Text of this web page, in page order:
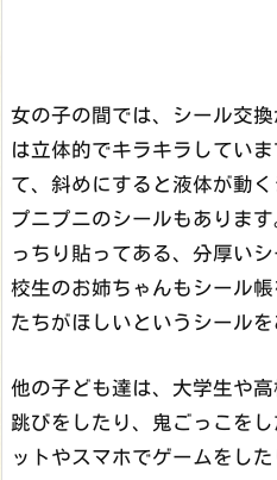
女の子の間では、シール交
は立体的でキラキラしてい
て、斜めにすると液体が動
プニプニのシールもありま
っちり貼ってある、分厚い
校生のお姉ちゃんもシール
たちがほしいというシールを
他の子ども達は、大学生や
跳びをしたり、鬼ごっこを
ットやスマホでゲームをし